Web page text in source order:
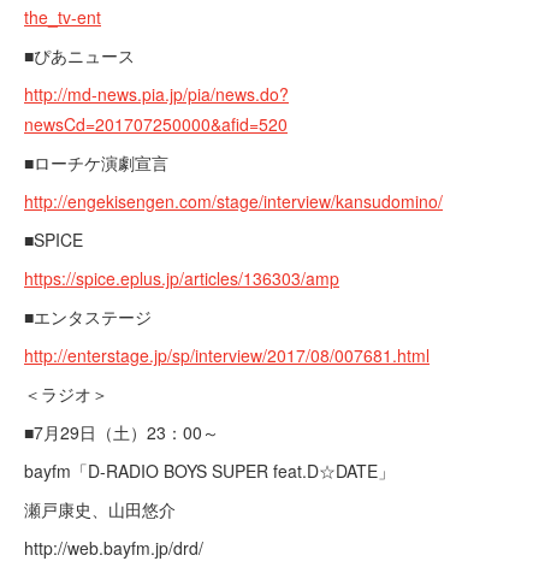
the_tv-ent
■ぴあニュース
http://md-news.pia.jp/pia/news.do?
newsCd=201707250000&afid=520
■ローチケ演劇宣言
http://engekisengen.com/stage/interview/kansudomino/
■SPICE
https://spice.eplus.jp/articles/136303/amp
■エンタステージ
http://enterstage.jp/sp/interview/2017/08/007681.html
＜ラジオ＞
■7月29日（土）23：00～
bayfm「D-RADIO BOYS SUPER feat.D☆DATE」
瀬戸康史、山田悠介
http://web.bayfm.jp/drd/